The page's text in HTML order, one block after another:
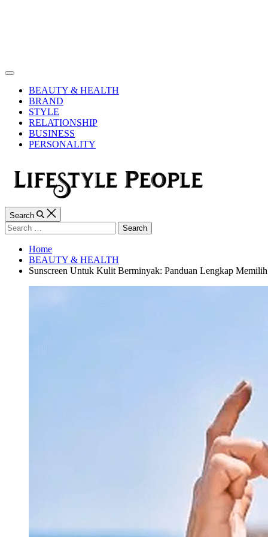
Off
CanvasBEAUTY & HEALTH
BRAND
STYLE
RELATIONSHIP
BUSINESS
PERSONALITY
Search
Search
for:
Home
BEAUTY & HEALTH
Sunscreen Untuk Kulit Berminyak: Panduan Lengkap